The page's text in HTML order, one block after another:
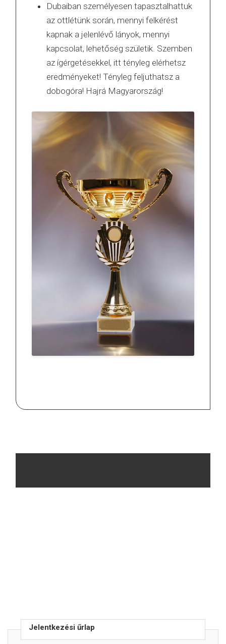
Dubaiban személyesen tapasztalhattuk
az ottlétünk során, mennyi felkérést
kapnak a jelenlévő lányok, mennyi
kapcsolat, lehetőség születik. Szemben
az ígérgetésekkel, itt tényleg elérhetsz
eredményeket! Tényleg feljuthatsz a
dobogóra! Hajrá Magyarország!
Jelentkezési űrlap